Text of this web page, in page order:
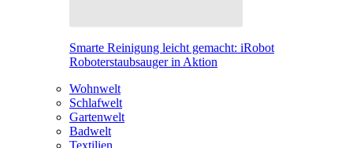
Smarte Reinigung leicht gemacht: iRobot
Roboterstaubsauger in Aktion
Wohnwelt
Schlafwelt
Gartenwelt
Badwelt
Textilien